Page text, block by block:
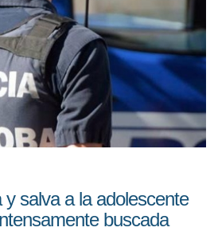
salva a la adolescente
buscada